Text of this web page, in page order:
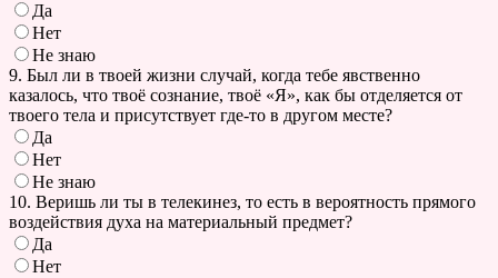
Да
Нет
Не знаю
9. Был ли в твоей жизни случай, когда тебе явственно
казалось, что твоё сознание, твоё «Я», как бы отделяется от
твоего тела и присутствует где-то в другом месте?
Да
Нет
Не знаю
10. Веришь ли ты в телекинез, то есть в вероятность прямого
воздействия духа на материальный предмет?
Да
Нет